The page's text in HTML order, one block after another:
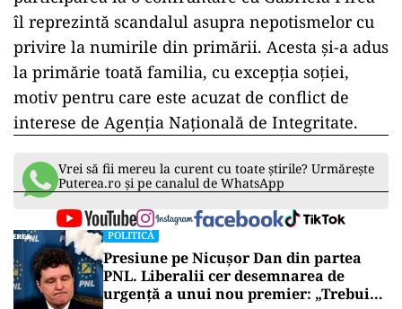
îl reprezintă scandalul asupra nepotismelor cu
privire la numirile din primării. Acesta și-a adus
la primărie toată familia, cu excepția soției,
motiv pentru care este acuzat de conflict de
interese de Agenția Națională de Integritate.
Vrei să fii mereu la curent cu toate știrile? Urmărește
Puterea.ro și pe canalul de WhatsApp
POLITICĂ
Presiune pe Nicușor Dan din partea
PNL. Liberalii cer desemnarea de
urgență a unui nou premier: „Trebuie